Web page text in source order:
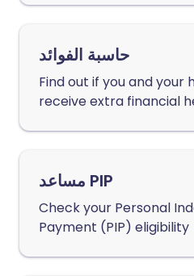
حاسبة الفوائد
Find out if you and your
receive extra financial
مساعد PIP
Check your Personal
Payment (PIP) eligibility